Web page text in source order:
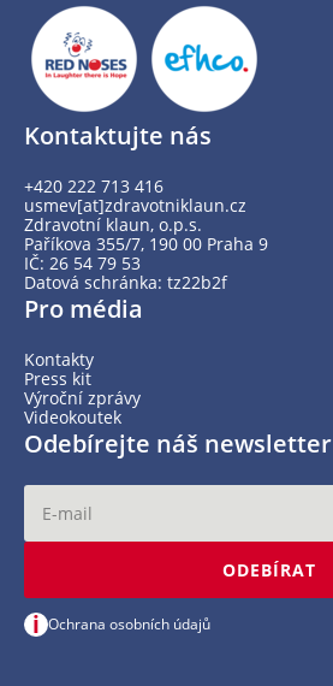
Kontaktujte nás
+420 222 713 416
usmev[at]zdravotniklaun.cz
Zdravotní klaun, o.p.s.
Paříkova 355/7, 190 00 Praha 9
IČ: 26 54 79 53
Datová schránka: tz22b2f
Pro média
Kontakty
Press kit
Výroční zprávy
Videokoutek
Odebírejte náš newsletter
ODEBÍRAT
i Ochrana osobních údajů